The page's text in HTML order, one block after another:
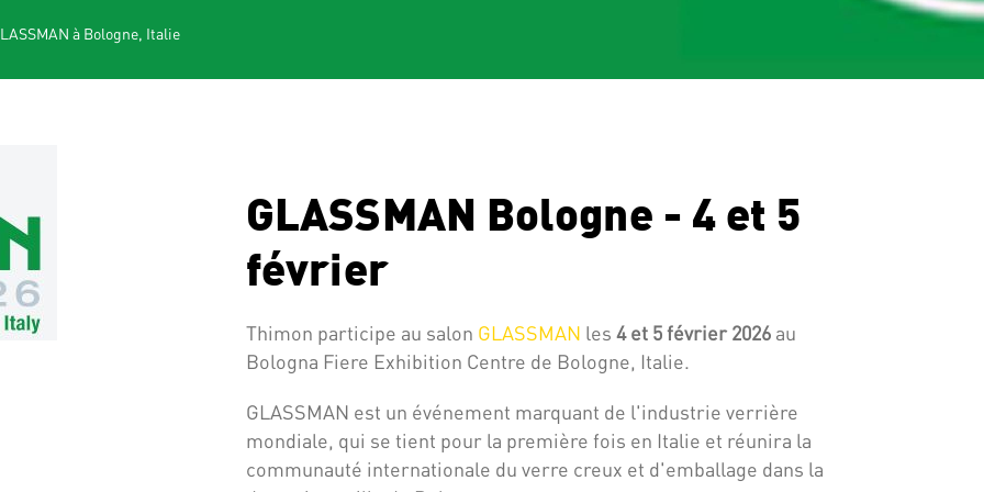
à Bologne, Italie
GLASSMAN Bologne - 4 et 5
février
Thimon participe au salon GLASSMAN les 4 et 5 février 2026 au
Bologna Fiere Exhibition Centre de Bologne, Italie.
GLASSMAN est un événement marquant de l'industrie verrière
mondiale, qui se tient pour la première fois en Italie et réunira la
communauté internationale du verre creux et d'emballage dans la